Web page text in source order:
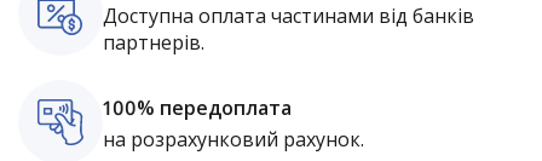
Доступна оплата частинами від банків
партнерів.
100% передоплата
на розрахунковий рахунок.